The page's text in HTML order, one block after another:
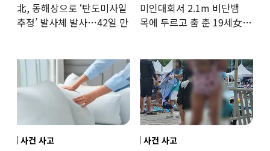
北, 동해상으로 ‘탄도미사일
추정’ 발사체 발사…42일 만
미인대회서 2.1m 비단뱀
목에 두르고 춤 춘 19세女
사건 사고 사건 사고